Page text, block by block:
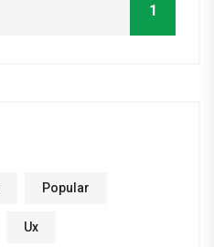
1
Popular
Ux